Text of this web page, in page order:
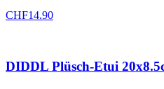
CHF14.90
DIDDL Plüsch-Etui